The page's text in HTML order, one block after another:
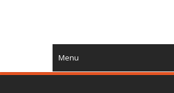
Menu